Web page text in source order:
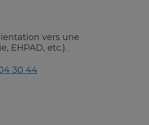
vers une
EHPAD, etc.).
30 44